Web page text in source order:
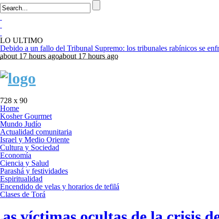
LO ULTIMO
about 17 hours agoabout 17 hours ago
728 x 90
Home
Kosher Gourmet
Mundo Judío
Actualidad comunitaria
Israel y Medio Oriente
Cultura y Sociedad
Economía
Ciencia y Salud
Parashá y festividades
Espiritualidad
Encendido de velas y horarios de tefilá
Clases de Torá